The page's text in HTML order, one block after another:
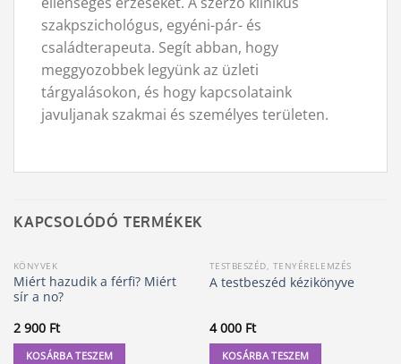
szakpszichológus, egyéni-pár- és
családterapeuta. Segít abban, hogy
meggyozobbek legyünk az üzleti
tárgyalásokon, és hogy kapcsolataink
javuljanak szakmai és személyes területen.
KAPCSOLÓDÓ TERMÉKEK
KÖNYVEK
Miért hazudik a férfi? Miért
sír a no?
2 900 Ft
KOSÁRBA TESZEM
TESTBESZÉD, TENYÉRELEMZÉS
A testbeszéd kézikönyve
4 000 Ft
KOSÁRBA TESZEM